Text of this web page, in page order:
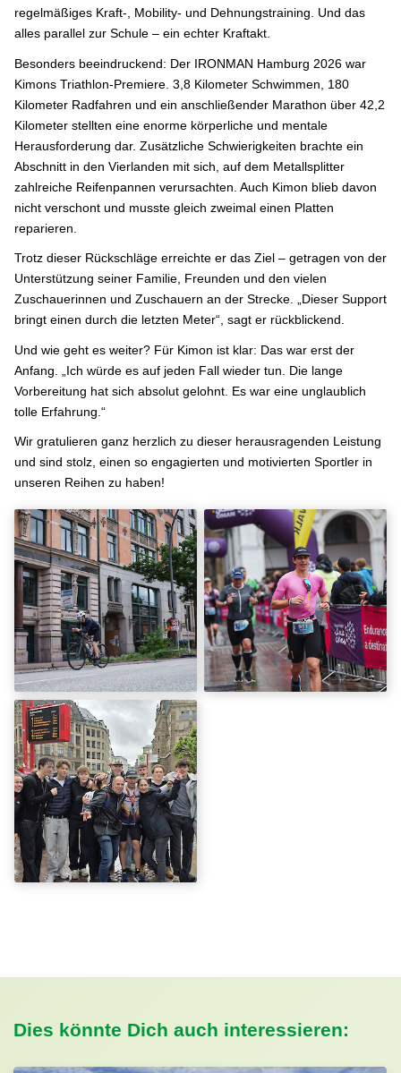
regelmäßiges Kraft-, Mobility- und Dehnungstraining. Und das
alles parallel zur Schule – ein echter Kraftakt.
Besonders beeindruckend: Der IRONMAN Hamburg 2026 war
Kimons Triathlon-Premiere. 3,8 Kilometer Schwimmen, 180
Kilometer Radfahren und ein anschließender Marathon über 42,2
Kilometer stellten eine enorme körperliche und mentale
Herausforderung dar. Zusätzliche Schwierigkeiten brachte ein
Abschnitt in den Vierlanden mit sich, auf dem Metallsplitter
zahlreiche Reifenpannen verursachten. Auch Kimon blieb davon
nicht verschont und musste gleich zweimal einen Platten
reparieren.
Trotz dieser Rückschläge erreichte er das Ziel – getragen von der
Unterstützung seiner Familie, Freunden und den vielen
Zuschauerinnen und Zuschauern an der Strecke. „Dieser Support
bringt einen durch die letzten Meter“, sagt er rückblickend.
Und wie geht es weiter? Für Kimon ist klar: Das war erst der
Anfang. „Ich würde es auf jeden Fall wieder tun. Die lange
Vorbereitung hat sich absolut gelohnt. Es war eine unglaublich
tolle Erfahrung.“
Wir gratulieren ganz herzlich zu dieser herausragenden Leistung
und sind stolz, einen so engagierten und motivierten Sportler in
unseren Reihen zu haben!
Dies könnte Dich auch interessieren: